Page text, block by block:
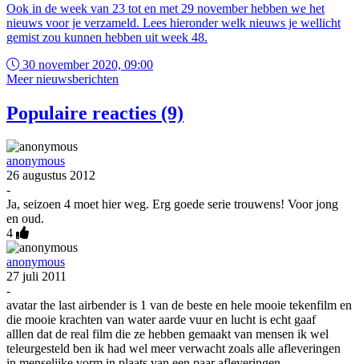
Ook in de week van 23 tot en met 29 november hebben we het
nieuws voor je verzameld. Lees hieronder welk nieuws je wellicht
gemist zou kunnen hebben uit week 48.
30 november 2020, 09:00
Meer nieuwsberichten
Populaire reacties (9)
anonymous
26 augustus 2012
-
Ja, seizoen 4 moet hier weg. Erg goede serie trouwens! Voor jong
en oud.
4
anonymous
27 juli 2011
-
avatar the last airbender is 1 van de beste en hele mooie tekenfilm en
die mooie krachten van water aarde vuur en lucht is echt gaaf
alllen dat de real film die ze hebben gemaakt van mensen ik wel
teleurgesteld ben ik had wel meer verwacht zoals alle afleveringen